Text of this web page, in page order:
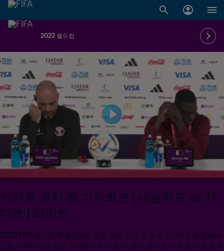
2022 월드컵
카타르 경기 전 기자회견 | 네덜란드 vs 카
타르 | 라이브
2022 FIFA 월드컵에 출전하는 모든 팀의 경기 전 공식 기자회견을 생방송
으로 시청하세요. 모든 기자회견은 아랍어, 영어, 프랑스어, 독일어, 포르투